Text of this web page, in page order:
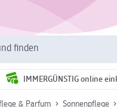
finden
IMMERGÜNSTIG online
& Parfum
Sonnenpflege